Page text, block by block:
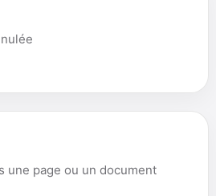
une page ou un document